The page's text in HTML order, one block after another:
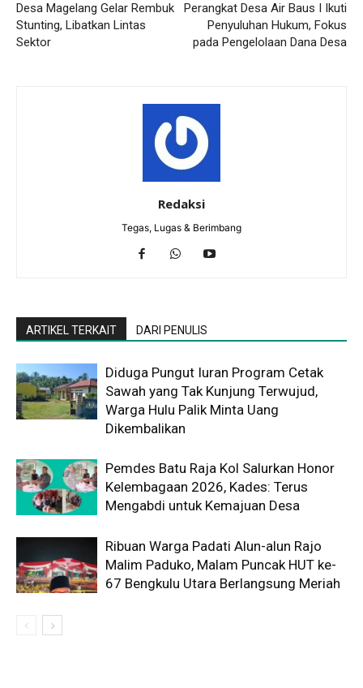
Desa Magelang Gelar Rembuk
Stunting, Libatkan Lintas
Sektor
Perangkat Desa Air Baus I Ikuti
Penyuluhan Hukum, Fokus
pada Pengelolaan Dana Desa
Redaksi
Tegas, Lugas & Berimbang
ARTIKEL TERKAIT DARI PENULIS
Diduga Pungut Iuran Program Cetak
Sawah yang Tak Kunjung Terwujud,
Warga Hulu Palik Minta Uang
Dikembalikan
Pemdes Batu Raja Kol Salurkan Honor
Kelembagaan 2026, Kades: Terus
Mengabdi untuk Kemajuan Desa
Ribuan Warga Padati Alun-alun Rajo
Malim Paduko, Malam Puncak HUT ke-
67 Bengkulu Utara Berlangsung Meriah